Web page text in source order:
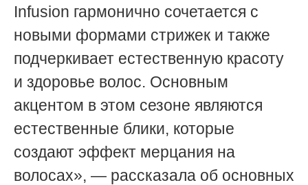
Infusion гармонично сочетается с
новыми формами стрижек и также
подчеркивает естественную красоту
и здоровье волос. Основным
акцентом в этом сезоне являются
естественные блики, которые
создают эффект мерцания на
волосах», — рассказала об основных